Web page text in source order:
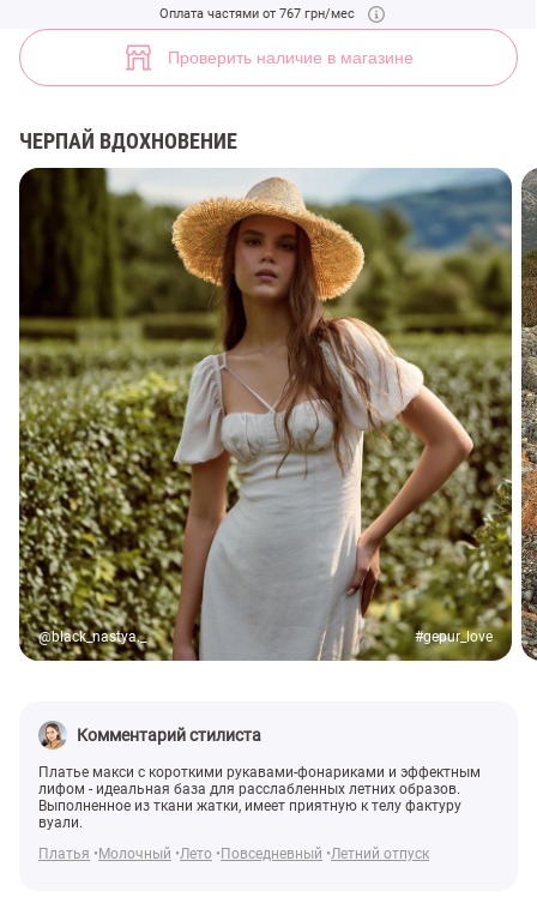
Оплата частями от 767 грн/мес
Проверить наличие в магазине
ЧЕРПАЙ ВДОХНОВЕНИЕ
@black_nastya._ #gepur_love
Комментарий стилиста
Платье макси с короткими рукавами-фонариками и эффектным
лифом - идеальная база для расслабленных летних образов.
Выполненное из ткани жатки, имеет приятную к телу фактуру
вуали.
Платья
Молочный Лето Повседневный Летний отпуск
Молочное платье макси с рукавами-фонариками (арт. 46601) ♡